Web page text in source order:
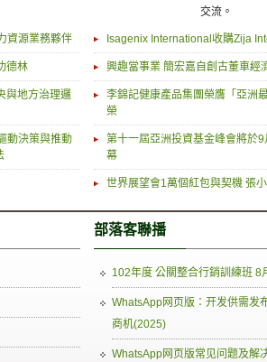
資源業務夥伴
德林
與地方治理邏
動決策與推動
交流。
Isagenix International收購Zija
興趣當事業 簡宏嘉自創古董車經
李錦記健康產品集團榮膺「亞洲
榮
第十一屆亞洲投資基金峰會將於
幕
世界展望會1萬個紅包與契機 張
部落客聯播
102年度 公關整合行銷訓練班 8
WhatsApp网页版：开发供需发
商机(2025)
WhatsApp网页版常见问题及解